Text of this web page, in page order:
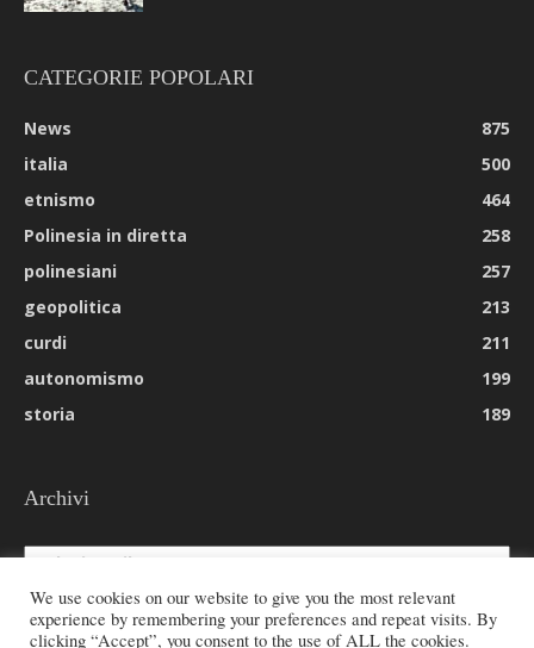
CATEGORIE POPOLARI
News
875
italia
500
etnismo
464
Polinesia in diretta
258
polinesiani
257
geopolitica
213
curdi
211
autonomismo
199
storia
189
Archivi
Archivi
We use cookies on our website to give you the most relevant
experience by remembering your preferences and repeat visits. By
clicking “Accept”, you consent to the use of ALL the cookies.